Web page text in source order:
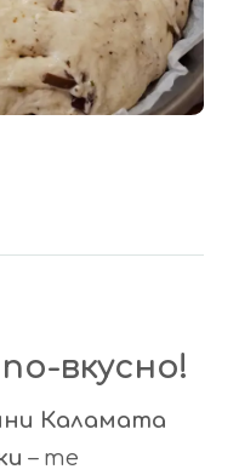
вкусно!
Каламата
– те